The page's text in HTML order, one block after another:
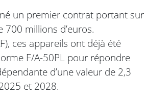
un premier contrat portant sur
millions d’euros.
ces appareils ont déjà été
F/A-50PL pour répondre
d’une valeur de 2,3
et 2028.